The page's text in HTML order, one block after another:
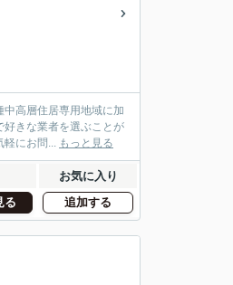
高層住居専用地域に加
好きな業者を選ぶことが
軽にお問... もっと見る
お気に入り
る 追加する